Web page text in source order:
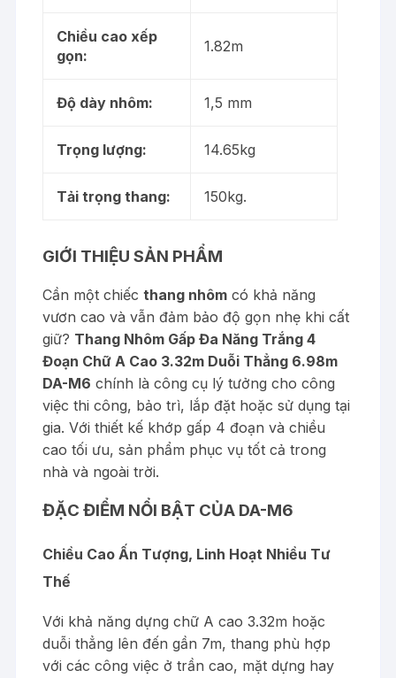
Chiều cao xếp
gọn:
1.82m
Độ dày nhôm: 1,5 mm
Trọng lượng: 14.65kg
Tải trọng thang: 150kg.
GIỚI THIỆU SẢN PHẨM
Cần một chiếcthang nhôm có khả năng
vươn cao và vẫn đảm bảo độ gọn nhẹ khi cất
giữ? Thang Nhôm Gấp Đa Năng Trắng 4
Đoạn Chữ A Cao 3.32m Duỗi Thẳng 6.98m
DA-M6 chính là công cụ lý tưởng cho công
việc thi công, bảo trì, lắp đặt hoặc sử dụng tại
gia. Với thiết kế khớp gấp 4 đoạn và chiều
cao tối ưu, sản phẩm phục vụ tốt cả trong
nhà và ngoài trời.
ĐẶC ĐIỂM NỔI BẬT CỦA DA-M6
Chiều Cao Ấn Tượng, Linh Hoạt Nhiều Tư
Thế
Với khả năng dựng chữ A cao 3.32m hoặc
duỗi thẳng lên đến gần 7m, thang phù hợp
với các công việc ở trần cao, mặt dựng hay